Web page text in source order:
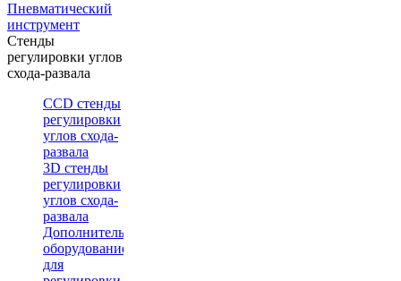
Пневматический
инструмент
Стенды
регулировки углов
схода-развала
CCD стенды
регулировки
углов схода-
развала
3D стенды
регулировки
углов схода-
развала
Дополнительное
оборудование
для